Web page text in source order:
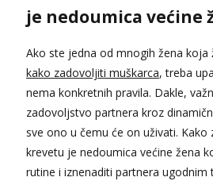
je nedoumica većine
Ako ste jedna od mnogih žena
kako zadovoljiti muškarca, treba
nema konkretnih pravila. Dakle,
zadovoljstvo partnera kroz
sve ono u čemu će on uživati.
krevetu je nedoumica većine žena
rutine i iznenaditi partnera ugodnim